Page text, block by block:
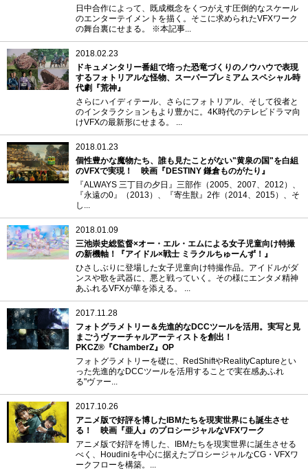
日中合作によって、既成概念をくつがえす圧倒的なスケール
のエンターテイメントを描く。そこに求められたVFXワーク
の舞台裏にせまる。 ※本記事...
2018.02.23
ドキュメンタリー番組で培った恐竜づくりのノウハウで表現
するフォトリアルな怪物、スーパープレミアム スペシャル時
代劇『荒神』
さらにハイディテール、さらにフォトリアル、そして役者と
のインタラクションもより豊かに。4K時代のテレビドラマ向
けVFXの最新形にせまる。 ...
2018.01.23
個性豊かな魔物たち、誰も見たことがない"黄泉の国"を白組
のVFXで実現！ 映画『DESTINY 鎌倉ものがたり』
『ALWAYS 三丁目の夕日』三部作（2005、2007、2012）、
『永遠の0』（2013）、『寄生獣』2作（2014、2015）、そ
し...
2018.01.09
三池崇史総監督×オー・エル・エムによる女子児童向け特撮
の新機軸！『アイドル×戦士 ミラクルちゅーんず！』
ひさしぶりに登場した女子児童向け特撮作品。アイドルがダ
ンスや歌を武器に、悪と戦っていく。その様にエンタメ精神
あふれるVFXが華を添える。 ...
2017.11.28
フォトグラメトリー＆先進的なDCCツールを活用。実写と見
まごうヴァーチャルアーティストを創出！
PKCZ®『ChamberZ』OP
フォトグラメトリーを礎に、RedShiftやRealityCaptureとい
った先進的なDCCツールを活用することで実在感あふれ
る"ヴァー...
2017.10.26
アニメ版で好評を博したIBMたちを現実世界にも誕生させ
る！ 映画『亜人』のプロシージャルなVFXワーク
アニメ版で好評を博した、IBMたちを現実世界に誕生させる
べく、Houdiniを中心に据えたプロシージャルなCG・VFXワ
ークフローを構築。...